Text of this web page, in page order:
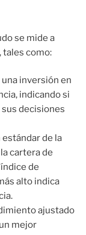
se mide a
tales como:
inversión en
indicando si
decisiones
de la
cartera de
de
alto indica
ajustado
mejor